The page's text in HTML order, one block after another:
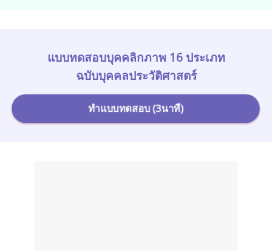
แบบทดสอบบุคคลิกภาพ 16 ประเภท
ฉบับบุคคลประวัติศาสตร์
ทำแบบทดสอบ (3นาที)